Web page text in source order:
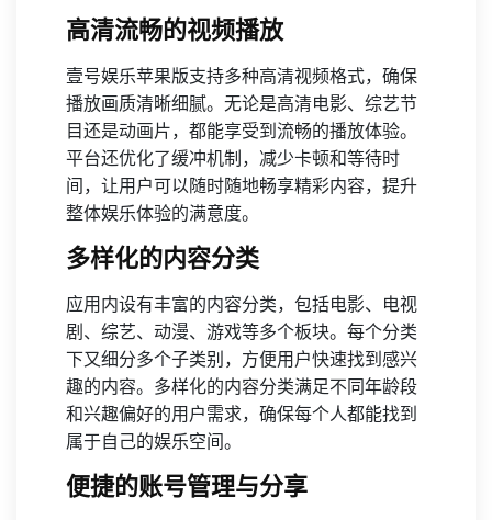
高清流畅的视频播放
壹号娱乐苹果版支持多种高清视频格式，确保
播放画质清晰细腻。无论是高清电影、综艺节
目还是动画片，都能享受到流畅的播放体验。
平台还优化了缓冲机制，减少卡顿和等待时
间，让用户可以随时随地畅享精彩内容，提升
整体娱乐体验的满意度。
多样化的内容分类
应用内设有丰富的内容分类，包括电影、电视
剧、综艺、动漫、游戏等多个板块。每个分类
下又细分多个子类别，方便用户快速找到感兴
趣的内容。多样化的内容分类满足不同年龄段
和兴趣偏好的用户需求，确保每个人都能找到
属于自己的娱乐空间。
便捷的账号管理与分享